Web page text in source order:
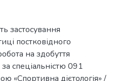
застосування
постковідного
на здобуття
за спеціальністю 091
«Спортивна дієтологія» /